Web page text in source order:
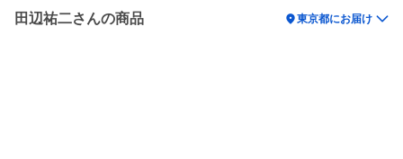
田辺祐二さんの商品 location_on東京都にお届け